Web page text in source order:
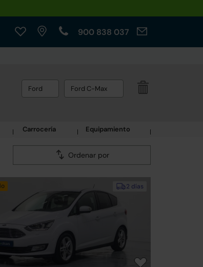
900 838 037
Ford Ford C-Max
Carrocería Equipamiento
Ordenar por
2 días